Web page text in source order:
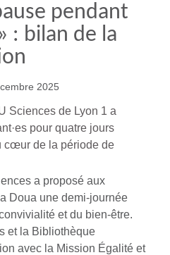
pendant
: bilan de la
2025
Sciences de Lyon 1 a
pour quatre jours
cœur de la période de
a proposé aux
Doua une demi-journée
et du bien-être.
et la Bibliothèque
avec la Mission Égalité et